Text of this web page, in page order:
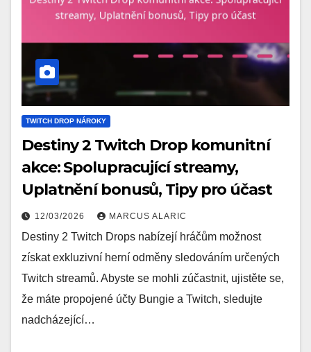
TWITCH DROP NÁROKY
Destiny 2 Twitch Drop komunitní
akce: Spolupracující streamy,
Uplatnění bonusů, Tipy pro účast
12/03/2026 MARCUS ALARIC
Destiny 2 Twitch Drops nabízejí hráčům možnost
získat exkluzivní herní odměny sledováním určených
Twitch streamů. Abyste se mohli zúčastnit, ujistěte se,
že máte propojené účty Bungie a Twitch, sledujte
nadcházející…